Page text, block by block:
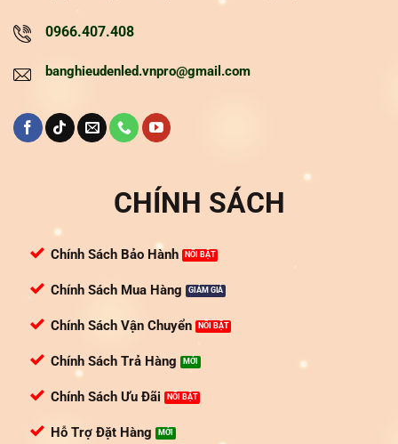
0966.407.408
banghieudenled.vnpro@gmail.com
CHÍNH SÁCH
Chính Sách Bảo Hành
Chính Sách Mua Hàng
Chính Sách Vận Chuyển
Chính Sách Trả Hàng
Chính Sách Ưu Đãi
Hỗ Trợ Đặt Hàng